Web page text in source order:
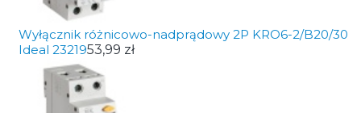
Wyłącznik różnicowo-nadprądowy 2P KRO6-2/B20/30
Ideal 2321953,99 zł